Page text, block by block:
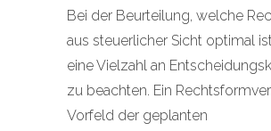
Bei der Beurteilung, welche
aus steuerlicher Sicht optimal
eine Vielzahl an
zu beachten. Ein
Vorfeld der geplanten